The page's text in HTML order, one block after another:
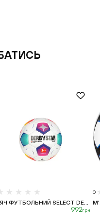
М’ЯЧ ФУТБОЛЬНИЙ SELECT DERBYSTAR BU...
992грн
0